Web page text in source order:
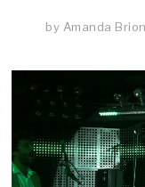
by Amanda